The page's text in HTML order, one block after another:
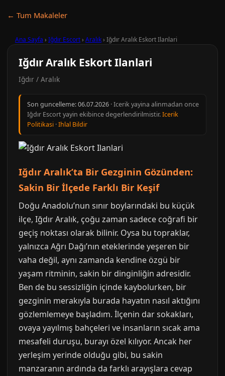
← Tum Makaleler
Ana Sayfa › Iğdır Escort› Aralık› Iğdır Aralık Eskort Ilanlari
Iğdır Aralık Eskort Ilanlari
Iğdır / Aralık
Son guncelleme:06.07.2026 · Icerik yayina alinmadan once
Iğdır Escort yayin ekibince degerlendirilmistir.Icerik
Politikasi ·Ihlal Bildir
Iğdır Aralık’ta Bir Gezginin Gözünden:
Sakin Bir İlçede Farklı Bir Keşif
Doğu Anadolu’nun sınır boylarındaki bu küçük
ilçe, Iğdır Aralık, çoğu zaman sadece coğrafi bir
geçiş noktası olarak bilinir. Oysa bu topraklar,
yalnızca Ağrı Dağı’nın eteklerinde yeşeren bir
vaha değil, aynı zamanda kendine özgü bir
yaşam ritminin, sakin bir dinginliğin adresidir.
Ben de bu sessizliğin içinde kaybolurken, bir
gezginin merakıyla burada hayatın nasıl aktığını
gözlemlemeye başladım. İlçenin dar sokakları,
ovaya yayılmış bahçeleri ve insanların sıcak ama
mesafeli duruşu, burayı özel kılıyor. Ancak her
yerleşim yerinde olduğu gibi, bu sakin
manzaranın ardında da farklı arayışlara cevap